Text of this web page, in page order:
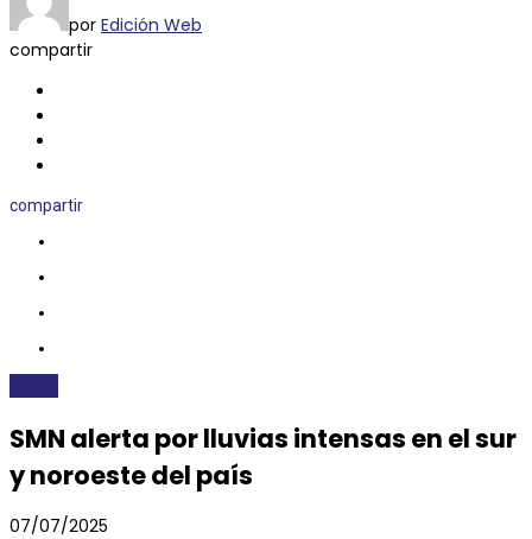
por Edición Web
compartir
compartir
SMN alerta por lluvias intensas en el sur
y noroeste del país
07/07/2025